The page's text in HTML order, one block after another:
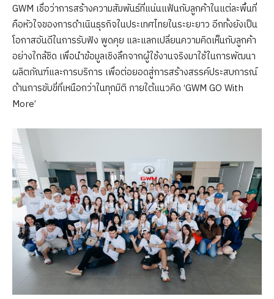
GWM เชื่อว่าการสร้างความสัมพันธ์ที่แน่นแฟ้นกับลูกค้าในแต่ละพื้นที่
คือหัวใจของการดำเนินธุรกิจในประเทศไทยในระยะยาว อีกทั้งยังเป็น
โอกาสอันดีในการรับฟัง พูดคุย และแลกเปลี่ยนความคิดเห็นกับลูกค้า
อย่างใกล้ชิด เพื่อนำข้อมูลเชิงลึกจากผู้ใช้งานจริงมาใช้ในการพัฒนา
ผลิตภัณฑ์และการบริการ เพื่อต่อยอดสู่การสร้างสรรค์ประสบการณ์
ด้านการขับขี่ที่เหนือกว่าในทุกมิติ ภายใต้แนวคิด ‘GWM GO With
More’